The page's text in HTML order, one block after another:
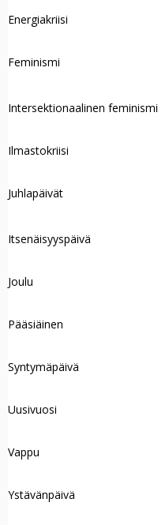
Energiakriisi
Feminismi
Intersektionaalinen feminismi
Ilmastokriisi
Juhlapäivät
Itsenäisyyspäivä
Joulu
Pääsiäinen
Syntymäpäivä
Uusivuosi
Vappu
Ystävänpäivä